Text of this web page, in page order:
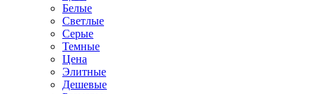
Белые
Светлые
Серые
Темные
Цена
Элитные
Дешевые